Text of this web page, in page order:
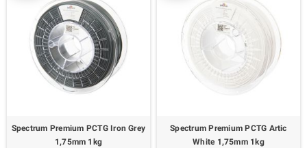
✅ Chemická a tepelná odolnost
✅ Přesný průměr 1.75 mm s
minimálními tolerancemi
✅ Výrazná barva Traffic Red
? Pro funkční i designové výtisky
– Spectrum Premium PCTG
✅ Chemická a tepelná odolnost
✅ Přesný průměr 1.75 mm s
minimálními tolerancemi
✅ Výrazná barva Traffic Black
? Pro funkční i designové výtisky
– Spectrum Premium PCTG
Spectrum Premium PCTG Iron Grey
1,75mm 1kg
Spectrum Premium PCTG Artic
White 1,75mm 1kg